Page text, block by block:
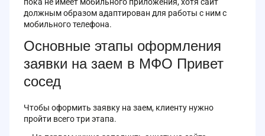
должным образом адаптирован для работы с ним с
мобильного телефона.
Основные этапы оформления
заявки на заем в МФО Привет
сосед
Чтобы оформить заявку на заем, клиенту нужно
пройти всего три этапа.